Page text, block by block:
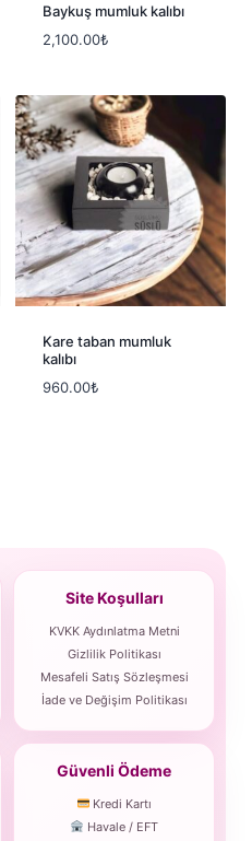
Baykuş mumluk kalıbı
2,100.00₺
Kare taban mumluk
kalıbı
960.00₺
Site Koşulları
KVKK Aydınlatma Metni
Gizlilik Politikası
Mesafeli Satış Sözleşmesi
İade ve Değişim Politikası
Güvenli Ödeme
Kredi Kartı
Havale / EFT